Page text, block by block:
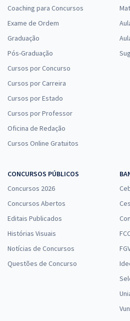
Conhecimentos Básicos para os
Edital)
à
SES TO - Secretaria de Estado de
à
R$
Economize R$
Comprar
SES TO - Secretaria de Estado de
Conhecimentos Específicos para
à
R$
Coaching para Concursos
Exame de Ordem
Graduação
Pós-Graduação
Cursos por Concurso
Cursos por Carreira
Cursos por Estado
Cursos por Professor
Oficina de Redação
Cursos Online Gratuitos
CONCURSOS PÚBLICOS
Concursos 2026
Concursos Abertos
Editais Publicados
Histórias Visuais
Notícias de Concursos
Questões de Concurso